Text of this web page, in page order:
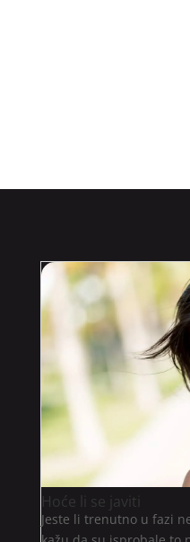
Hoće li se javiti
Jeste li trenutno u fazi